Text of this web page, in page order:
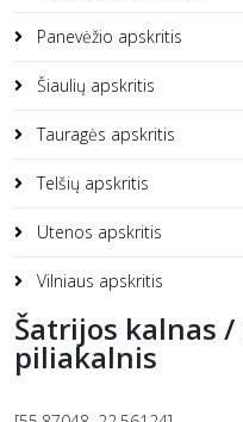
Panevėžio apskritis
Šiaulių apskritis
Tauragės apskritis
Telšių apskritis
Utenos apskritis
Vilniaus apskritis
Šatrijos kalnas /
piliakalnis